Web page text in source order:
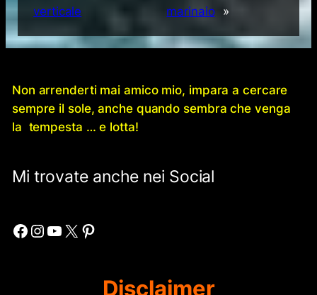
verticale
marinaio
»
Non arrenderti mai amico mio, impara a cercare
sempre il sole, anche quando sembra che venga
la tempesta … e lotta!
Mi trovate anche nei Social
Facebook Instagram YouTube X Pinterest
Disclaimer